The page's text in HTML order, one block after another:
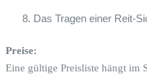
Das Tragen einer Reit-
Preise:
Eine gültige Preisliste hängt im